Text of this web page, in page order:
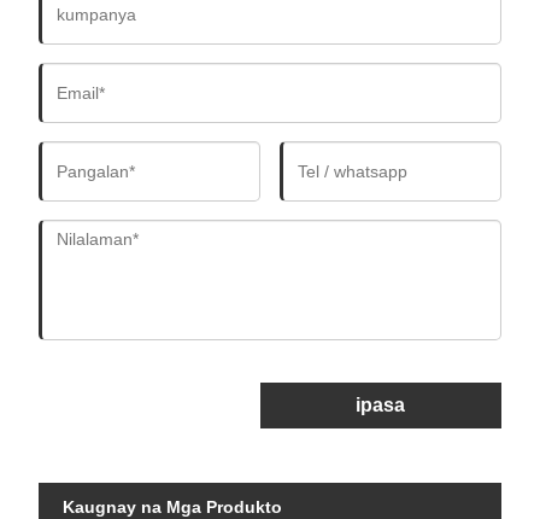
ipasa
Kaugnay na Mga Produkto